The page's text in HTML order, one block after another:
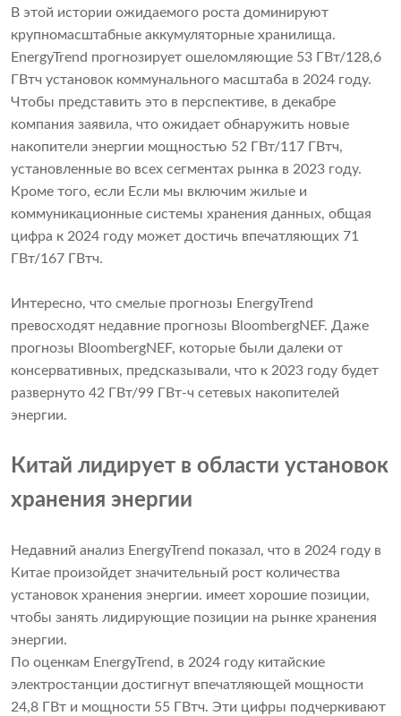
В этой истории ожидаемого роста доминируют
крупномасштабные аккумуляторные хранилища.
EnergyTrend прогнозирует ошеломляющие 53 ГВт/128,6
ГВтч установок коммунального масштаба в 2024 году.
Чтобы представить это в перспективе, в декабре
компания заявила, что ожидает обнаружить новые
накопители энергии мощностью 52 ГВт/117 ГВтч,
установленные во всех сегментах рынка в 2023 году.
Кроме того, если Если мы включим жилые и
коммуникационные системы хранения данных, общая
цифра к 2024 году может достичь впечатляющих 71
ГВт/167 ГВтч.
Интересно, что смелые прогнозы EnergyTrend
превосходят недавние прогнозы BloombergNEF. Даже
прогнозы BloombergNEF, которые были далеки от
консервативных, предсказывали, что к 2023 году будет
развернуто 42 ГВт/99 ГВт-ч сетевых накопителей
энергии.
Китай лидирует в области установок
хранения энергии
Недавний анализ EnergyTrend показал, что в 2024 году в
Китае произойдет значительный рост количества
установок хранения энергии. имеет хорошие позиции,
чтобы занять лидирующие позиции на рынке хранения
энергии.
По оценкам EnergyTrend, в 2024 году китайские
электростанции достигнут впечатляющей мощности
24,8 ГВт и мощности 55 ГВтч. Эти цифры подчеркивают